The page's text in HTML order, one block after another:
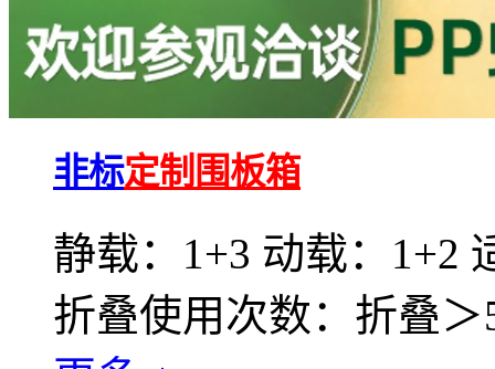
非标定制围板箱
静载：1+3 动载：
折叠使用次数：折叠＞